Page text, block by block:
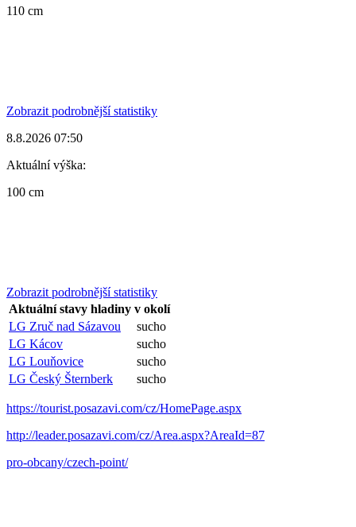
110 cm
Zobrazit podrobnější statistiky
8.8.2026 07:50
Aktuální výška:
100 cm
Zobrazit podrobnější statistiky
Aktuální stavy hladiny v okolí
LG Zruč nad Sázavou
sucho
LG Kácov
sucho
LG Louňovice
sucho
LG Český Šternberk
sucho
https://tourist.posazavi.com/cz/HomePage.aspx
http://leader.posazavi.com/cz/Area.aspx?AreaId=87
pro-obcany/czech-point/